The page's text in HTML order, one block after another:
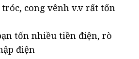
cong vênh v.v rất tốn
tốn nhiều tiền điện, rò
điện